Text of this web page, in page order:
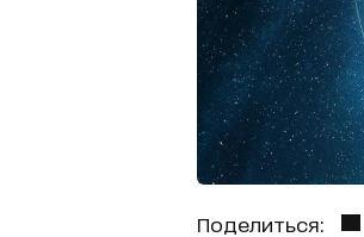
Поделиться: